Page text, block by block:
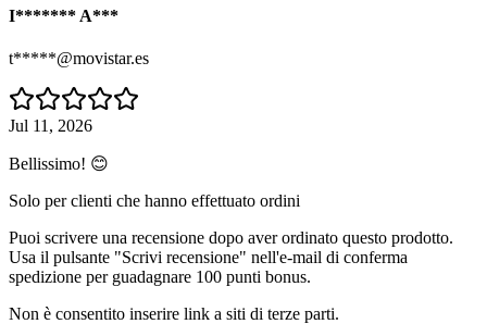
I******* A***
t*****@movistar.es
Jul 11, 2026
Bellissimo! 😊
Solo per clienti che hanno effettuato ordini
Puoi scrivere una recensione dopo aver ordinato questo prodotto.
Usa il pulsante "Scrivi recensione" nell'e-mail di conferma
spedizione per guadagnare 100 punti bonus.
Non è consentito inserire link a siti di terze parti.